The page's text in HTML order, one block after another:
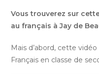
Vous trouverez sur
au français à Jay de
Mais d’abord, cette
Français en classe de